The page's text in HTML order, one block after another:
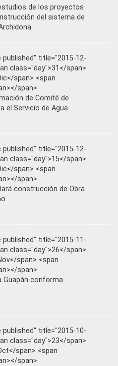
de los proyectos
del sistema de
title="2015-12-
class="day">31</span>
span> <span
span>
de Comité de
el Servicio de Agua
title="2015-12-
class="day">15</span>
span> <span
span>
construcción de Obra
title="2015-11-
class="day">26</span>
span> <span
span>
Guapán conforma
title="2015-10-
class="day">23</span>
span> <span
span>